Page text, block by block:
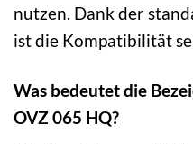
nutzen. Dank der
ist die Kompatibilität
Was bedeutet die
OVZ 065 HQ?